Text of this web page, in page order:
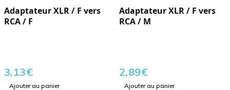
Adaptateur XLR / F vers
RCA / F
3,13€
Ajouter au panier
Adaptateur XLR / F vers
RCA / M
2,89€
Ajouter au panier